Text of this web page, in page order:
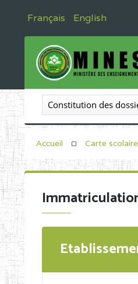
Français English
Constitution des
Accueil Carte scolaire